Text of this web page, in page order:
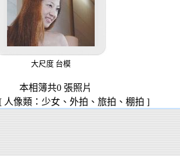
大尺度 台模
本相簿共0 張照片
人像類：少女、外拍、旅拍、棚拍 ]